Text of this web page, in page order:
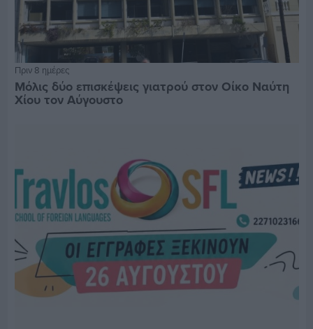
Πριν 8 ημέρες
Μόλις δύο επισκέψεις γιατρού στον Οίκο Ναύτη
Χίου τον Αύγουστο